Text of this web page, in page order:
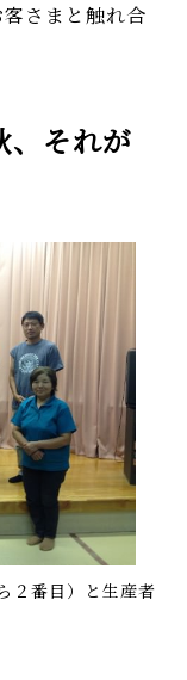
さまと触れ合
、それが
番目）と生産者